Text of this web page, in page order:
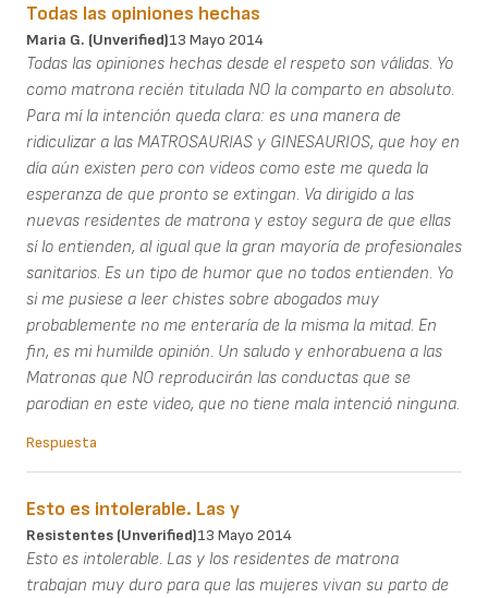
Todas las opiniones hechas
Maria G. (unverified)13 Mayo 2014
Todas las opiniones hechas desde el respeto son válidas. Yo
como matrona recién titulada NO la comparto en absoluto.
Para mí la intención queda clara: es una manera de
ridiculizar a las MATROSAURIAS y GINESAURIOS, que hoy en
día aún existen pero con videos como este me queda la
esperanza de que pronto se extingan. Va dirigido a las
nuevas residentes de matrona y estoy segura de que ellas
sí lo entienden, al igual que la gran mayoría de profesionales
sanitarios. Es un tipo de humor que no todos entienden. Yo
si me pusiese a leer chistes sobre abogados muy
probablemente no me enteraría de la misma la mitad. En
fin, es mi humilde opinión. Un saludo y enhorabuena a las
Matronas que NO reproducirán las conductas que se
parodian en este video, que no tiene mala intenció ninguna.
Respuesta
Esto es intolerable. Las y
Resistentes (unverified)13 Mayo 2014
Esto es intolerable. Las y los residentes de matrona
trabajan muy duro para que las mujeres vivan su parto de